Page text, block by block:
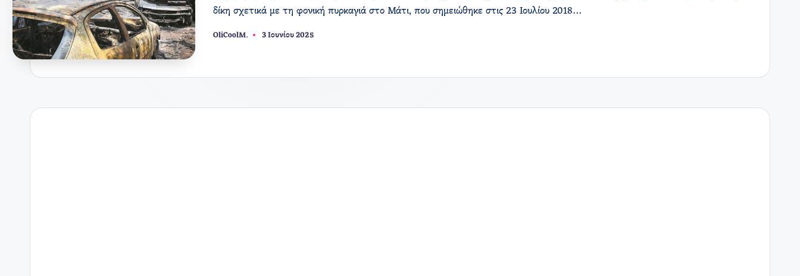
δίκη σχετικά με τη φονική πυρκαγιά στο Μάτι, που σημειώθηκε στις 23 Ιουλίου 2018…
Συγγραφέας:
OliCoolM. 3 Ιουνίου 2025